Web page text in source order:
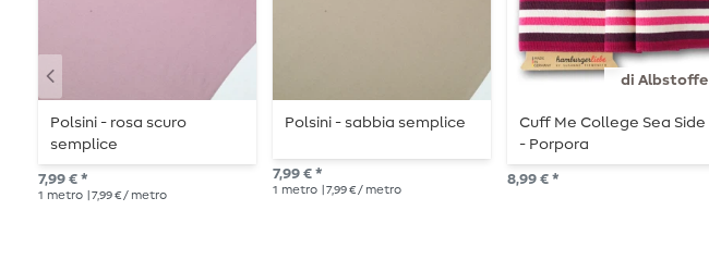
Polsini - rosa scuro
semplice
7,99 € *
1 metro | 7,99 € / metro
Polsini - sabbia semplice
7,99 € *
1 metro | 7,99 € / metro
di Albstoffe
Cuff Me College Sea Side
- Porpora
8,99 € *